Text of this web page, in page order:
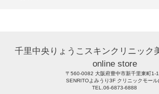
千里中央りょうこスキンクリニック
online store
〒560-0082 大阪府豊中市新千里東町1-
SENRITOよみうり3F クリニックモール
TEL.06-6873-6888